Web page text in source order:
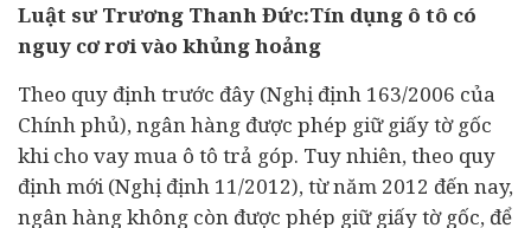
Luật sư Trương Thanh Đức:Tín dụng ô tô có
nguy cơ rơi vào khủng hoảng
Theo quy định trước đây (Nghị định 163/2006 của
Chính phủ), ngân hàng được phép giữ giấy tờ gốc
khi cho vay mua ô tô trả góp. Tuy nhiên, theo quy
định mới (Nghị định 11/2012), từ năm 2012 đến nay,
ngân hàng không còn được phép giữ giấy tờ gốc, để